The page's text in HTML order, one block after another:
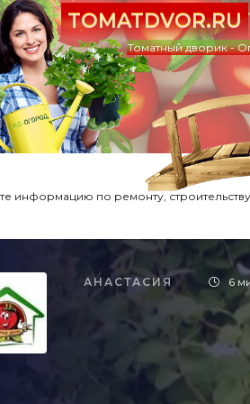
TOMATDVOR.RU
Томатный дворик -
информацию по ремонту,
АНАСТАСИЯ 6